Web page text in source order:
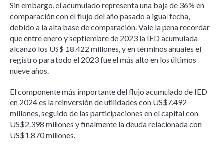
Sin embargo, el acumulado representa una baja de 36% en
comparación con el flujo del año pasado a igual fecha,
debido a la alta base de comparación. Vale la pena recordar
que entre enero y septiembre de 2023 la IED acumulada
alcanzó los US$ 18.422 millones, y en términos anuales el
registro para todo el 2023 fue el más alto en los últimos
nueve años.
El componente más importante del flujo acumulado de IED
en 2024 es la reinversión de utilidades con US$7.492
millones, seguido de las participaciones en el capital con
US$2.398 millones y finalmente la deuda relacionada con
US$1.870 millones.